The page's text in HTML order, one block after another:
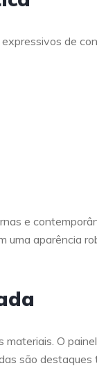
de
e
uma aparência
O
são